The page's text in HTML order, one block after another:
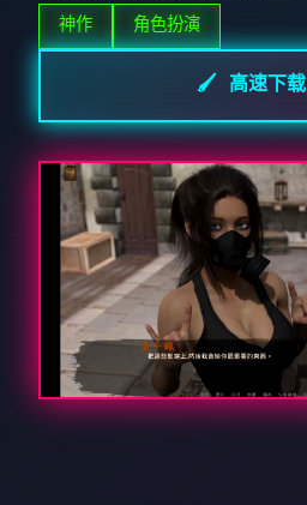
神作 角色扮演
🖌️ 高速下载